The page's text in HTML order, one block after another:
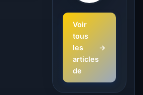
Voir
tous
les
articles
de
→